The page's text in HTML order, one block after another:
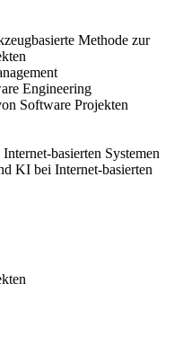
Methode zur
Engineering
Software Projekten
basierten Systemen
KI bei Internet-basierten